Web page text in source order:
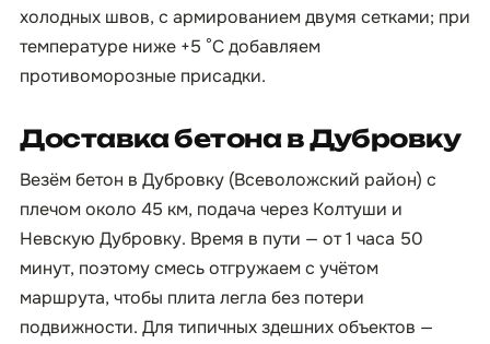
холодных швов, с армированием двумя сетками; при
температуре ниже +5 °C добавляем
противоморозные присадки.
Доставка бетона в Дубровку
Везём бетон в Дубровку (Всеволожский район) с
плечом около 45 км, подача через Колтуши и
Невскую Дубровку. Время в пути — от 1 часа 50
минут, поэтому смесь отгружаем с учётом
маршрута, чтобы плита легла без потери
подвижности. Для типичных здешних объектов —